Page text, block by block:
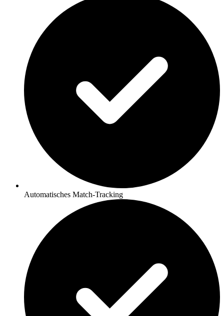
Automatisches Match-Tracking